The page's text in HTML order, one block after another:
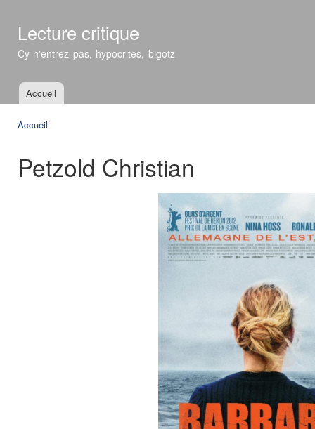
Lecture critique
Cy n'entrez pas, hypocrites, bigotz
Menu principal
Accueil
Accueil
Petzold Christian